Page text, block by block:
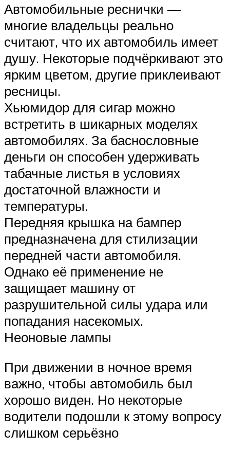
Автомобильные реснички —
многие владельцы реально
считают, что их автомобиль имеет
душу. Некоторые подчёркивают это
ярким цветом, другие приклеивают
ресницы.
Хьюмидор для сигар можно
встретить в шикарных моделях
автомобилях. За баснословные
деньги он способен удерживать
табачные листья в условиях
достаточной влажности и
температуры.
Передняя крышка на бампер
предназначена для стилизации
передней части автомобиля.
Однако её применение не
защищает машину от
разрушительной силы удара или
попадания насекомых.
Неоновые лампы
При движении в ночное время
важно, чтобы автомобиль был
хорошо виден. Но некоторые
водители подошли к этому вопросу
слишком серьёзно